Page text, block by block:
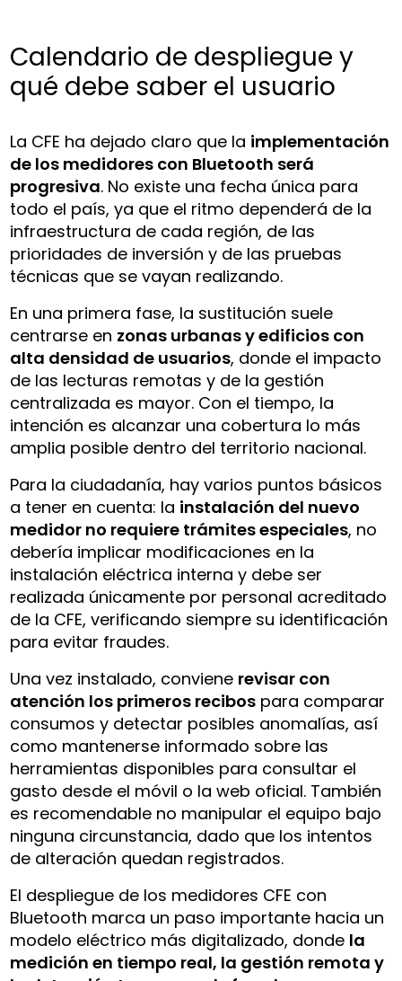
Calendario de despliegue y
qué debe saber el usuario
La CFE ha dejado claro que la implementación
de los medidores con Bluetooth será
progresiva. No existe una fecha única para
todo el país, ya que el ritmo dependerá de la
infraestructura de cada región, de las
prioridades de inversión y de las pruebas
técnicas que se vayan realizando.
En una primera fase, la sustitución suele
centrarse en zonas urbanas y edificios con
alta densidad de usuarios, donde el impacto
de las lecturas remotas y de la gestión
centralizada es mayor. Con el tiempo, la
intención es alcanzar una cobertura lo más
amplia posible dentro del territorio nacional.
Para la ciudadanía, hay varios puntos básicos
a tener en cuenta: la instalación del nuevo
medidor no requiere trámites especiales, no
debería implicar modificaciones en la
instalación eléctrica interna y debe ser
realizada únicamente por personal acreditado
de la CFE, verificando siempre su identificación
para evitar fraudes.
Una vez instalado, conviene revisar con
atención los primeros recibos para comparar
consumos y detectar posibles anomalías, así
como mantenerse informado sobre las
herramientas disponibles para consultar el
gasto desde el móvil o la web oficial. También
es recomendable no manipular el equipo bajo
ninguna circunstancia, dado que los intentos
de alteración quedan registrados.
El despliegue de los medidores CFE con
Bluetooth marca un paso importante hacia un
modelo eléctrico más digitalizado, donde la
medición en tiempo real, la gestión remota y